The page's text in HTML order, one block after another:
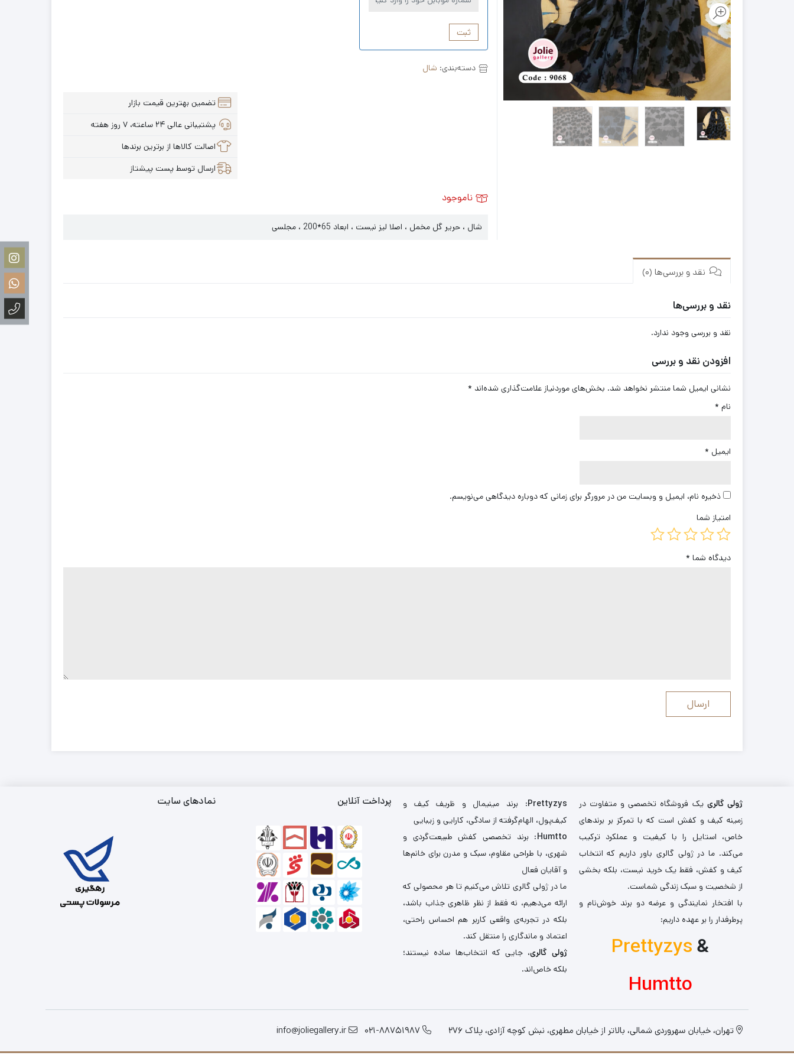
ثبت
دسته‌بندی: شال
تضمین بهترین قیمت بازار
پشتیبانی عالی ۲۴ ساعته، ۷ روز هفته
اصالت کالاها از برترین برندها
ارسال توسط پست پیشتاز
ناموجود
شال ، حریر گل مخمل ، اصلا لیز نیست ، ابعاد 65*200 ، مجلسی
نقد و بررسی‌ها (0)
نقد و بررسی‌ها
نقد و بررسی وجود ندارد.
افزودن نقد و بررسی
نشانی ایمیل شما منتشر نخواهد شد. بخش‌های موردنیاز علامت‌گذاری شده‌اند *
نام *
ایمیل *
ذخیره نام، ایمیل و وبسایت من در مرورگر برای زمانی که دوباره دیدگاهی می‌نویسم.
امتیاز شما
دیدگاه شما *
ژولی گالری یک فروشگاه تخصصی و متفاوت در
زمینه کیف و کفش است که با تمرکز بر برندهای
خاص، استایل را با کیفیت و عملکرد ترکیب
می‌کند. ما در ژولی گالری باور داریم که انتخاب
کیف و کفش، فقط یک خرید نیست، بلکه بخشی
از شخصیت و سبک زندگی شماست.
با افتخار نمایندگی و عرضه دو برند خوش‌نام و
پرطرفدار را بر عهده داریم:
Prettyzys&
Humtto
Prettyzys: برند مینیمال و ظریف کیف و
کیف‌پول، الهام‌گرفته از سادگی، کارایی و زیبایی
Humtto: برند تخصصی کفش طبیعت‌گردی و
شهری، با طراحی مقاوم، سبک و مدرن برای خانم‌ها
و آقایان فعال
ما در ژولی گالری تلاش می‌کنیم تا هر محصولی که
ارائه می‌دهیم، نه فقط از نظر ظاهری جذاب باشد،
بلکه در تجربه‌ی واقعی کاربر هم احساس راحتی،
اعتماد و ماندگاری را منتقل کند.
ژولی گالری، جایی که انتخاب‌ها ساده نیستند؛
بلکه خاص‌اند.
پرداخت آنلاین نمادهای سایت
تهران، خیابان سهروردی شمالی، بالاتر از خیابان مطهری، نبش کوچه آزادی، پلاک 276 021-88751987
info@joliegallery.ir